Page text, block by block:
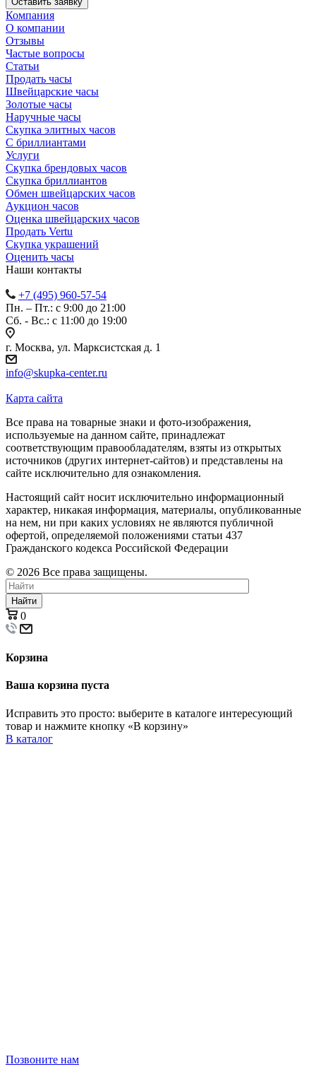
Компания
О компании
Отзывы
Частые вопросы
Статьи
Продать часы
Швейцарские часы
Золотые часы
Наручные часы
Скупка элитных часов
С бриллиантами
Услуги
Скупка брендовых часов
Скупка бриллиантов
Обмен швейцарских часов
Аукцион часов
Оценка швейцарских часов
Продать Vertu
Скупка украшений
Оценить часы
Наши контакты
+7 (495) 960-57-54
Пн. – Пт.: с 9:00 до 21:00
Сб. - Вс.: c 11:00 до 19:00
г. Москва, ул. Марксистская д. 1
info@skupka-center.ru
Карта сайта
Все права на товарные знаки и фото-изображения,
используемые на данном сайте, принадлежат
соответствующим правообладателям, взяты из открытых
источников (других интернет-сайтов) и представлены на
сайте исключительно для ознакомления.
Настоящий сайт носит исключительно информационный
характер, никакая информация, материалы, опубликованные
на нем, ни при каких условиях не являются публичной
офертой, определяемой положениями статьи 437
Гражданского кодекса Российской Федерации
© 2026 Все права защищены.
Найти
0
Корзина
Ваша корзина пуста
Исправить это просто: выберите в каталоге интересующий
товар и нажмите кнопку «В корзину»
В каталог
Позвоните нам